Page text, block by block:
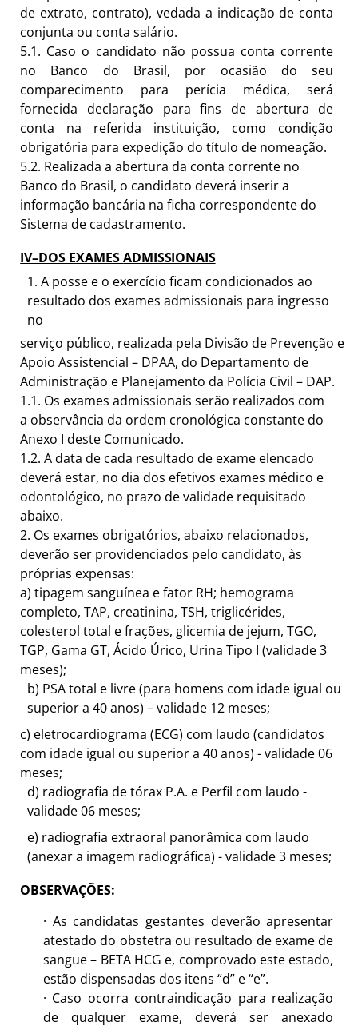
de extrato, contrato), vedada a indicação de conta
conjunta ou conta salário.
5.1. Caso o candidato não possua conta corrente
no Banco do Brasil, por ocasião do seu
comparecimento para perícia médica, será
fornecida declaração para fins de abertura de
conta na referida instituição, como condição
obrigatória para expedição do título de nomeação.
5.2. Realizada a abertura da conta corrente no
Banco do Brasil, o candidato deverá inserir a
informação bancária na ficha correspondente do
Sistema de cadastramento.
IV–DOS EXAMESADMISSIONAIS
1.A posse e o exercício ficam condicionados ao
resultado dos exames admissionais para ingresso
no
serviço público, realizada pela Divisão de Prevenção e
Apoio Assistencial – DPAA, do Departamento de
Administração e Planejamento da Polícia Civil – DAP.
1.1. Os exames admissionais serão realizados com
a observância da ordem cronológica constante do
Anexo I deste Comunicado.
1.2. A data de cada resultado de exame elencado
deverá estar, no dia dos efetivos exames médico e
odontológico, no prazo de validade requisitado
abaixo.
2. Os exames obrigatórios, abaixo relacionados,
deverão ser providenciados pelo candidato, às
próprias expensas:
a)tipagem sanguínea e fator RH; hemograma
completo, TAP, creatinina, TSH, triglicérides,
colesterol total e frações, glicemia de jejum, TGO,
TGP, Gama GT, Ácido Úrico, Urina Tipo I (validade 3
meses);
b) PSA total e livre (para homens com idade igual ou
superior a 40 anos)–validade 12 meses;
c) eletrocardiograma (ECG) com laudo (candidatos
com idade igual ou superior a 40 anos) - validade 06
meses;
d) radiografia de tórax P.A. e Perfil com laudo -
validade 06 meses;
e) radiografia extraoral panorâmica com laudo
(anexar a imagem radiográfica) - validade 3 meses;
OBSERVAÇÕES:
· As candidatas gestantes deverão apresentar
atestado do obstetra ou resultado de exame de
sangue– BETA HCG e, comprovado este estado,
estão dispensadas dos itens “d” e “e”.
· Caso ocorra contraindicação para realização
de qualquer exame, deverá ser anexado